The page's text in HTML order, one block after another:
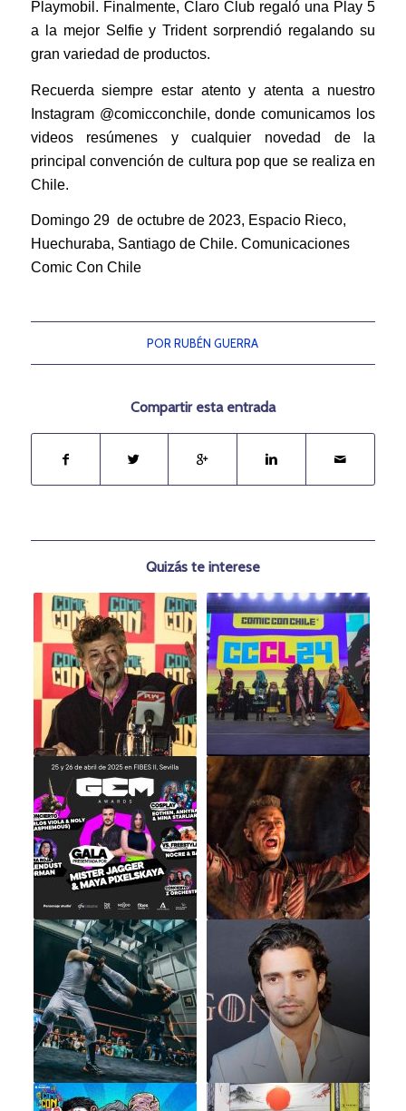
Playmobil. Finalmente, Claro Club regaló una Play 5
a la mejor Selfie y Trident sorprendió regalando su
gran variedad de productos.
Recuerda siempre estar atento y atenta a nuestro
Instagram @comicconchile, donde comunicamos los
videos resúmenes y cualquier novedad de la
principal convención de cultura pop que se realiza en
Chile.
Domingo 29 de octubre de 2023, Espacio Rieco,
Huechuraba, Santiago de Chile. Comunicaciones
Comic Con Chile
PORRUBÉN GUERRA
Compartir esta entrada
Quizás te interese